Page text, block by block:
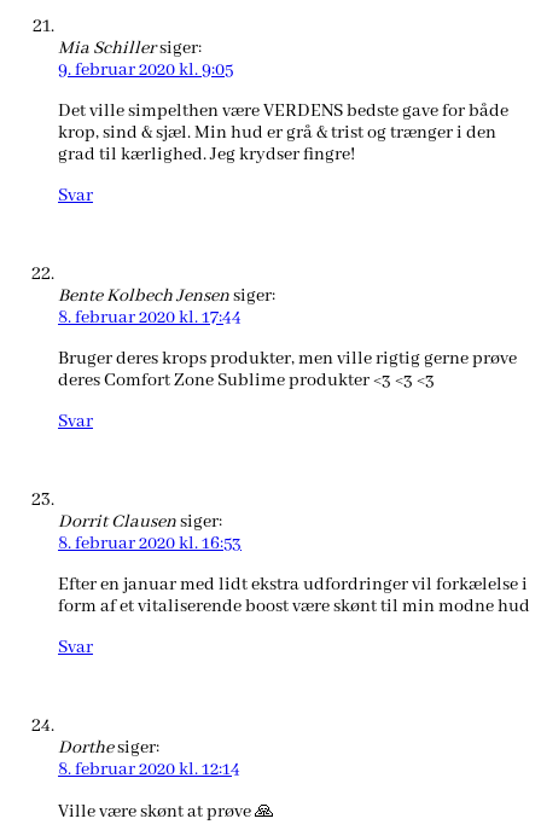
Mia Schillersiger:
9. februar 2020 kl. 9:05
Det ville simpelthen være VERDENS bedste gave for både
krop, sind & sjæl. Min hud er grå & trist og trænger i den
grad til kærlighed. Jeg krydser fingre!
Svar
Bente Kolbech Jensensiger:
8. februar 2020 kl. 17:44
Bruger deres krops produkter, men ville rigtig gerne prøve
deres Comfort Zone Sublime produkter <3 <3 <3
Svar
Dorrit Clausensiger:
8. februar 2020 kl. 16:53
Efter en januar med lidt ekstra udfordringer vil forkælelse i
form af et vitaliserende boost være skønt til min modne hud
Svar
Dorthesiger:
8. februar 2020 kl. 12:14
Ville være skønt at prøve 🙏